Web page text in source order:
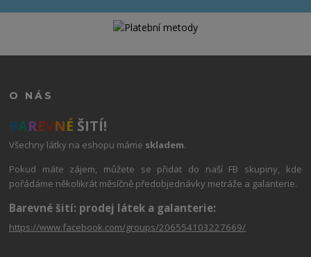
O NÁS
BAREVNÉ ŠITÍ!
Všechny látky na eshopu máme skladem.
Pokud máte zájem, můžete se přidat do naší FB skupiny, kde
pořádáme několikrát měsíčně předobjednávky metráže a galanterie.
Barevné šití: prodej látek a galanterie:
https://www.facebook.com/groups/206554103227669/